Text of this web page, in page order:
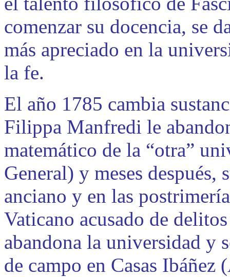
comenzar su docencia, se
más apreciado en la
la fe.
El año 1785 cambia
Filippa Manfredi le
matemático de la “otra”
General) y meses después,
anciano y en las
Vaticano acusado de
abandona la universidad y
de campo en Casas Ibáñez